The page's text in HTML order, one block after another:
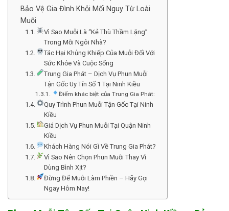
Bảo Vệ Gia Đình Khỏi Mối Nguy Từ Loài
Muỗi
Vì Sao Muỗi Là “Kẻ Thù Thầm Lặng”
Trong Mỗi Ngôi Nhà?
Tác Hại Khủng Khiếp Của Muỗi Đối Với
Sức Khỏe Và Cuộc Sống
Trung Gia Phát – Dịch Vụ Phun Muỗi
Tận Gốc Uy Tín Số 1 Tại Ninh Kiều
Điểm khác biệt của Trung Gia Phát:
Quy Trình Phun Muỗi Tận Gốc Tại Ninh
Kiều
Giá Dịch Vụ Phun Muỗi Tại Quận Ninh
Kiều
Khách Hàng Nói Gì Về Trung Gia Phát?
Vì Sao Nên Chọn Phun Muỗi Thay Vì
Dùng Bình Xịt?
Đừng Để Muỗi Làm Phiền – Hãy Gọi
Ngay Hôm Nay!